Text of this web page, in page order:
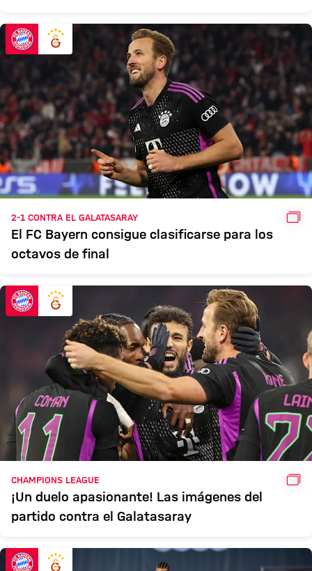
2-1 CONTRA EL GALATASARAY
El FC Bayern consigue clasificarse para los
octavos de final
CHAMPIONS LEAGUE
¡Un duelo apasionante! Las imágenes del
partido contra el Galatasaray